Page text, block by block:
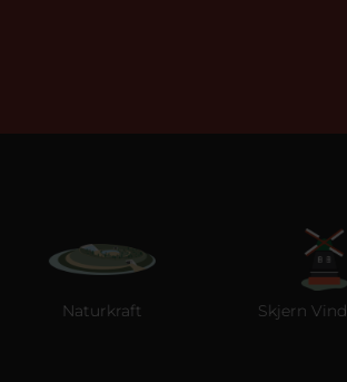
Naturkraft Skjern Vindmølle